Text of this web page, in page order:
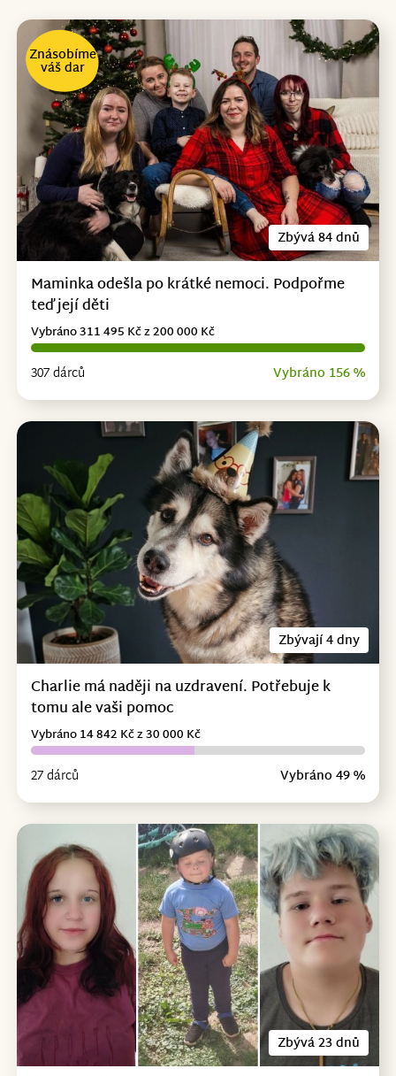
Zbývá 84 dnů
Znásobíme
váš dar
Maminka odešla po krátké nemoci. Podpořme
teď její děti
307 dárců Vybráno 156 %
Vybráno 311 495 Kč z 200 000 Kč
Zbývají 4 dny
Charlie má naději na uzdravení. Potřebuje k
tomu ale vaši pomoc
27 dárců Vybráno 49 %
Vybráno 14 842 Kč z 30 000 Kč
Zbývá 23 dnů